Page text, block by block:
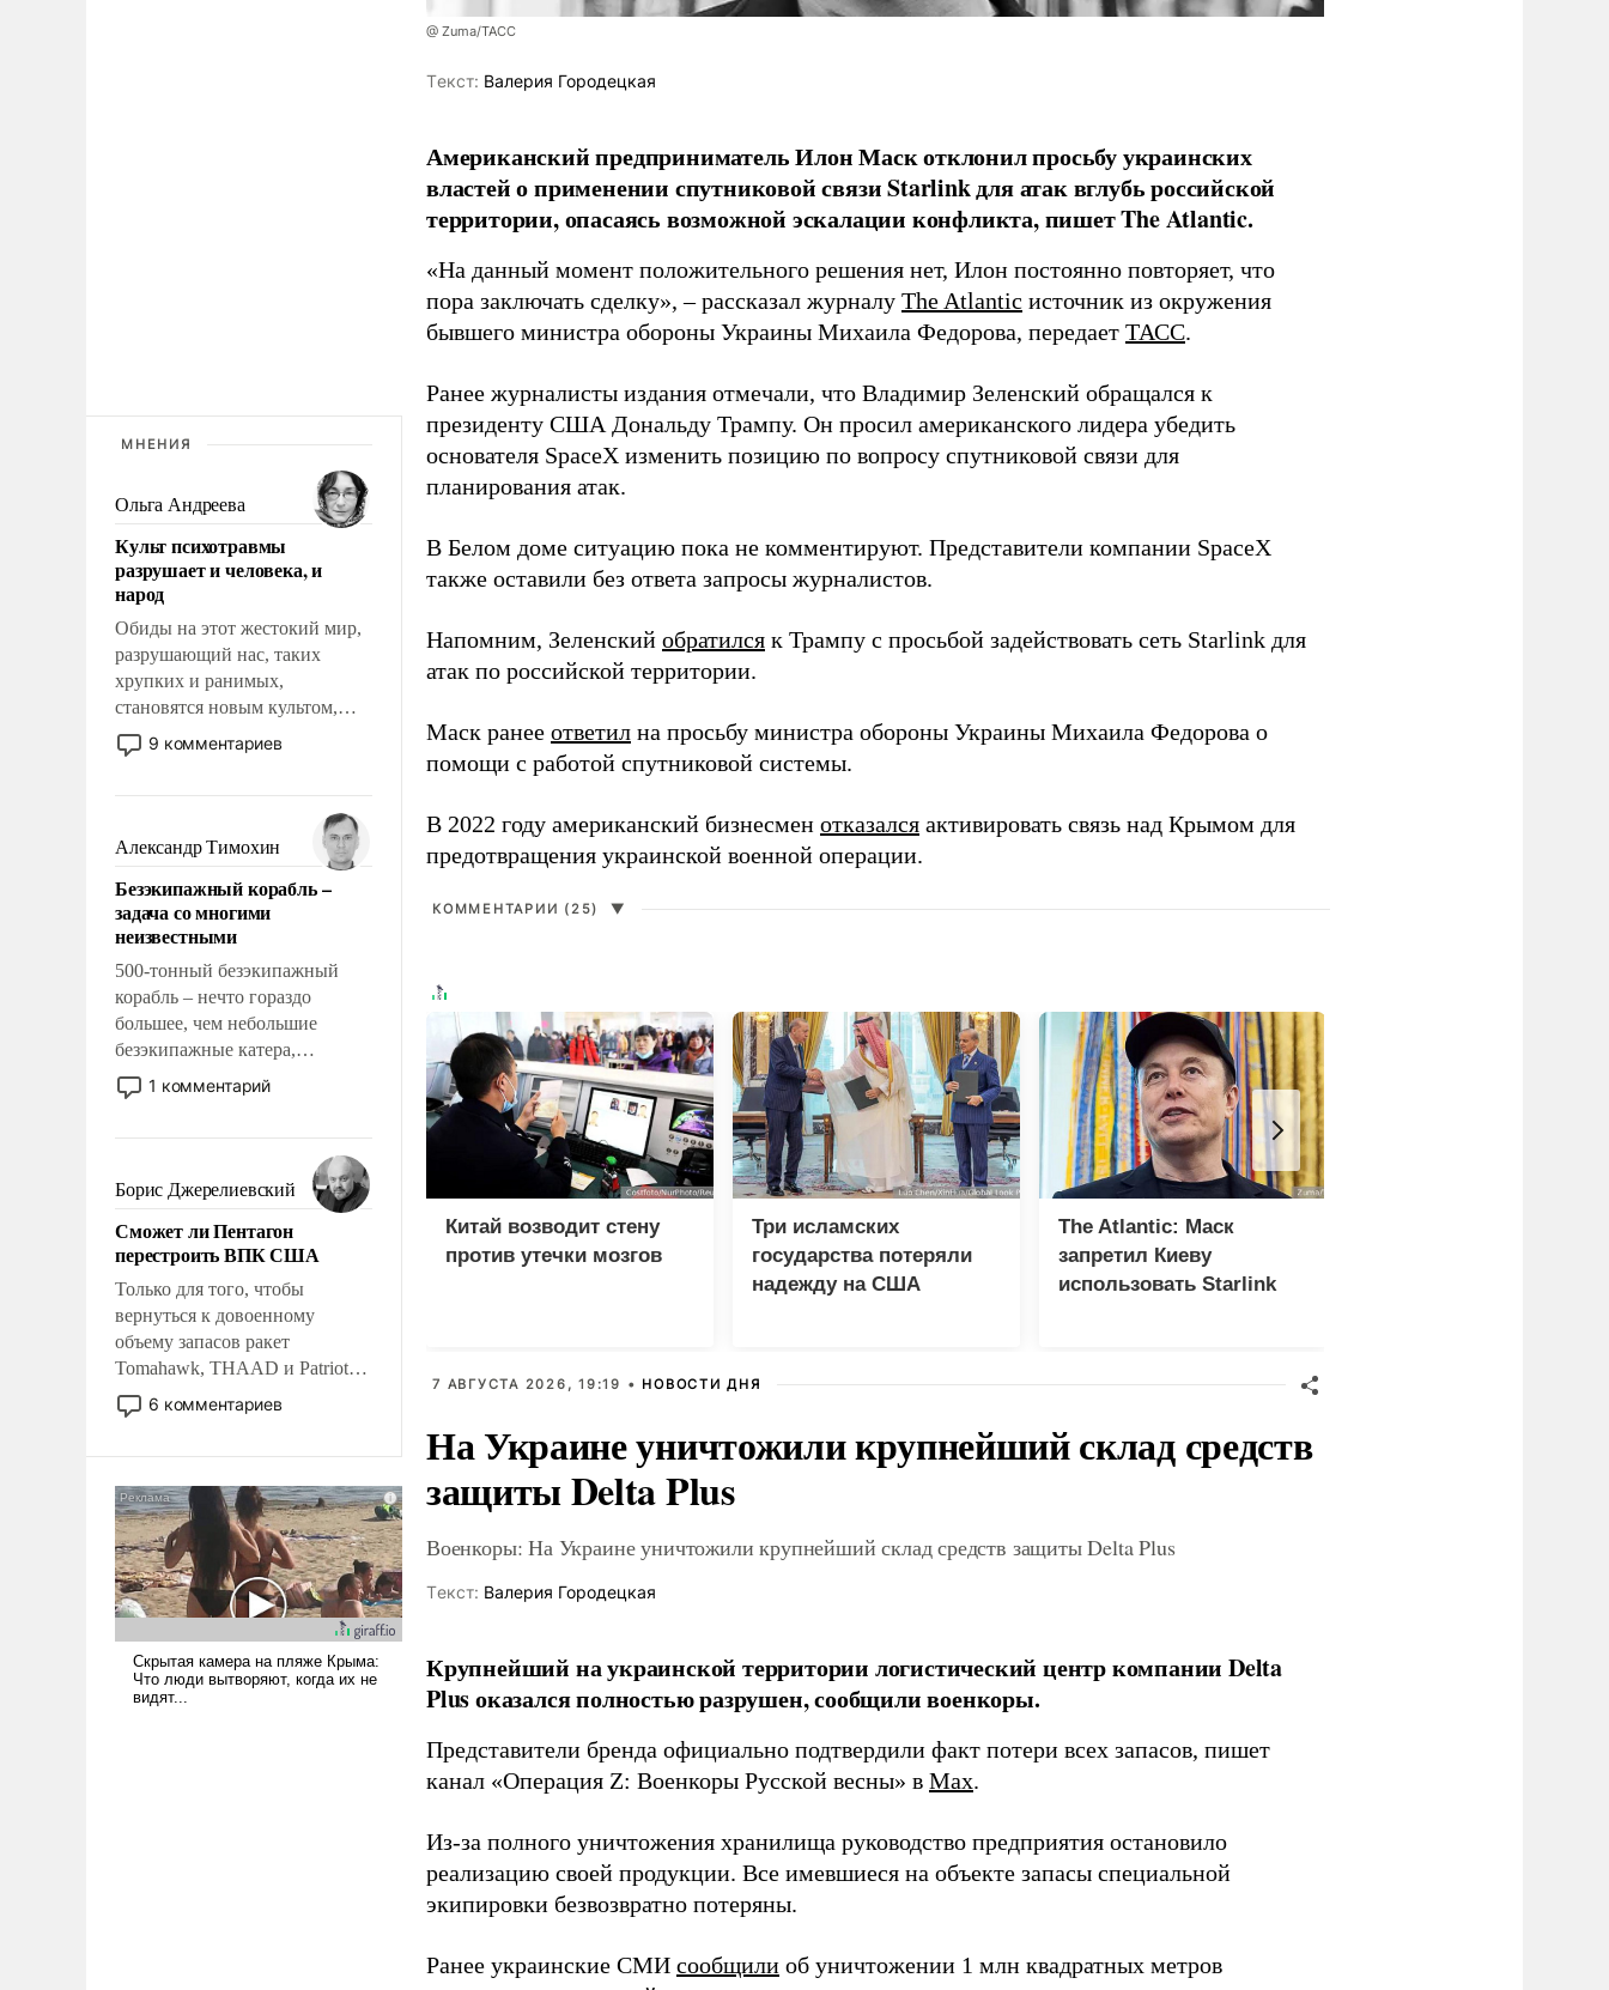
МНЕНИЯ
Ольга Андреева
Культ психотравмы
разрушает и человека, и
народ
Обиды на этот жестокий мир,
разрушающий нас, таких
хрупких и ранимых,
становятся новым культом,
постепенно вытесняя и
отменяя традиционное
мужественным и твердым под
ударами судьбы, брать на себя
ответственность, помогать
слабым, идти вперед и
адаптироваться.
9 комментариев
Александр Тимохин
Безэкипажный корабль –
задача со многими
неизвестными
500-тонный безэкипажный
корабль – нечто гораздо
большее, чем небольшие
безэкипажные катера,
применение которых уже
стало обыденностью. Задача по
сложна и амбициозна. Однако
и ее реализация радикально
поднимет наши боевые
возможности.
1 комментарий
Борис Джерелиевский
Сможет ли Пентагон
перестроить ВПК США
Только для того, чтобы
вернуться к довоенному
объему запасов ракет
Tomahawk, THAAD и Patriot
США потребуется более трех
лет. Даже небольшая война с
Сложившаяся ситуация
означает многолетний период
уязвимости США, например,
перед Китаем.
6 комментариев
@ Zuma/ТАСС
Tекст: Валерия Городецкая
Американский предприниматель Илон Маск отклонил просьбу украинских
властей о применении спутниковой связи Starlink для атак вглубь российской
территории, опасаясь возможной эскалации конфликта, пишет The Atlantic.
«На данный момент положительного решения нет, Илон постоянно повторяет, что
пора заключать сделку», – рассказал журналу The Atlantic источник из окружения
бывшего министра обороны Украины Михаила Федорова, передает ТАСС.
Ранее журналисты издания отмечали, что Владимир Зеленский обращался к
президенту США Дональду Трампу. Он просил американского лидера убедить
основателя SpaceX изменить позицию по вопросу спутниковой связи для
планирования атак.
В Белом доме ситуацию пока не комментируют. Представители компании SpaceX
также оставили без ответа запросы журналистов.
Напомним, Зеленский обратился к Трампу с просьбой задействовать сеть Starlink для
атак по российской территории.
Маск ранее ответил на просьбу министра обороны Украины Михаила Федорова о
помощи с работой спутниковой системы.
В 2022 году американский бизнесмен отказался активировать связь над Крымом для
предотвращения украинской военной операции.
КОММЕНТАРИИ (25) ▼
Китай возводит стену
против утечки мозгов
Три исламских
государства потеряли
надежду на США
The Atlantic: Маск
запретил Киеву
использовать Starlink
7 АВГУСТА 2026, 19:19 • НОВОСТИ ДНЯ
На Украине уничтожили крупнейший склад средств
защиты Delta Plus
Военкоры: На Украине уничтожили крупнейший склад средств защиты Delta Plus
Tекст: Валерия Городецкая
Крупнейший на украинской территории логистический центр компании Delta
Plus оказался полностью разрушен, сообщили военкоры.
Представители бренда официально подтвердили факт потери всех запасов, пишет
канал «Операция Z: Военкоры Русской весны» в Max.
Из-за полного уничтожения хранилища руководство предприятия остановило
реализацию своей продукции. Все имевшиеся на объекте запасы специальной
экипировки безвозвратно потеряны.
Ранее украинские СМИ сообщили об уничтожении 1 млн квадратных метров